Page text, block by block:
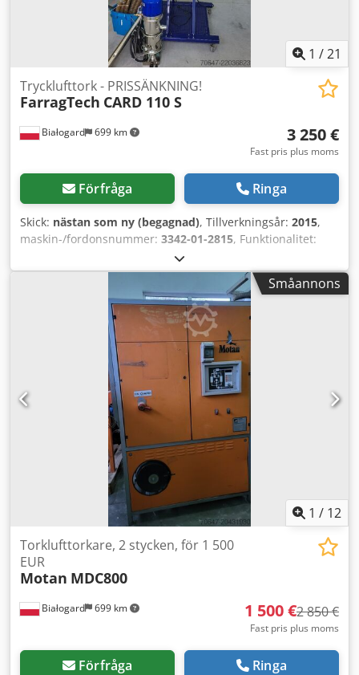
1 /21
Białogard 699 km
Trycklufttork - PRISSÄNKNING!
FarragTech CARD 110 S
3 250 €
Fast pris plus moms
Förfråga Ringa
Skick: nästan som ny (begagnad), Tillverkningsår: 2015,
maskin-/fordonsnummer: 3342-01-2815, Funktionalitet:
3,4 kW (4,62 hk)
V, ingångsfrekvens:50 Hz, Trycklufttork Tillverkare:
FarragTech Typ: CARD 110 S Årsmodell: 2015 Effekt: 3,4 kW
Två materialtransportörer Tillverkare: ICEVA Typ: GS-4mD
Årsmodell: 2015 Effekt: 1200 W Cjdpfxszaum Do Apyorf
Anläggningen är i perfekt skick, som ny! PRISSÄNKNING
FRÅN 3550 TILL 3250 EUR!
Småannons
1 / 12
Białogard 699 km
Torklufttorkare, 2 stycken, för 1 500
EUR
Motan MDC800
1 500 €2 850 €
Fast pris plus moms
Förfråga Ringa